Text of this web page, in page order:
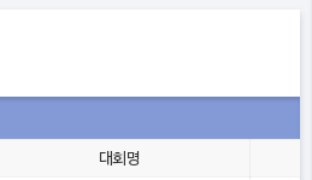
대회명